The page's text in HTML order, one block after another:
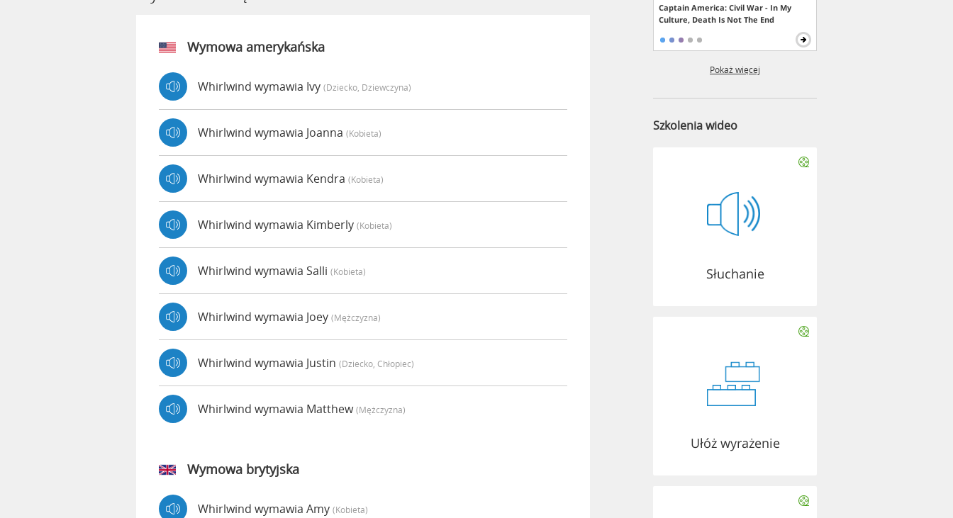
Wymowa amerykańska
Whirlwind wymawia Ivy (dziecko, Dziewczyna)
Whirlwind wymawia Joanna (kobieta)
Whirlwind wymawia Kendra (kobieta)
Whirlwind wymawia Kimberly (kobieta)
Whirlwind wymawia Salli (kobieta)
Whirlwind wymawia Joey (mężczyzna)
Whirlwind wymawia Justin (dziecko, Chłopiec)
Whirlwind wymawia Matthew(mężczyzna)
Wymowa brytyjska
Whirlwind wymawia Amy (kobieta)
Captain America: Civil War - In My
Culture, Death Is Not The End
Pokaż więcej
Szkolenia wideo
Słuchanie
Ułóż wyrażenie